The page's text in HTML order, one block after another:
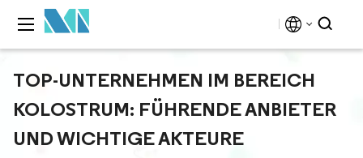
TOP-UNTERNEHMEN IM BEREICH
KOLOSTRUM: FÜHRENDE ANBIETER
UND WICHTIGE AKTEURE